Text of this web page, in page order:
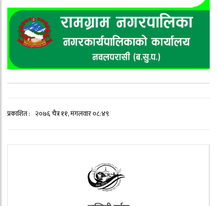
प्रकाशित : २०७६ चैत्र ११, मंगलवार ०८:४९